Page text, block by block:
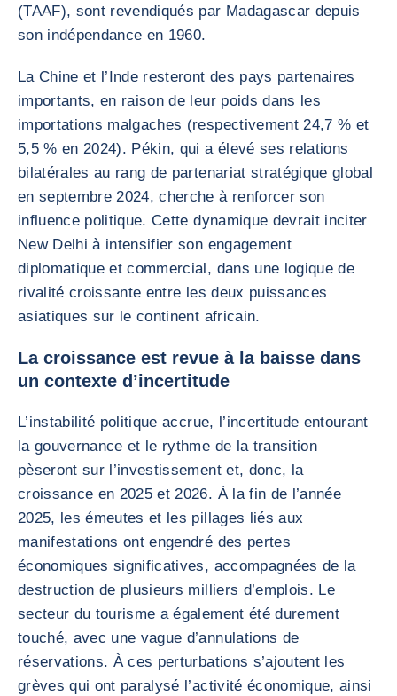
(TAAF), sont revendiqués par Madagascar depuis
son indépendance en 1960.
La Chine et l’Inde resteront des pays partenaires
importants, en raison de leur poids dans les
importations malgaches (respectivement 24,7 % et
5,5 % en 2024). Pékin, qui a élevé ses relations
bilatérales au rang de partenariat stratégique global
en septembre 2024, cherche à renforcer son
influence politique. Cette dynamique devrait inciter
New Delhi à intensifier son engagement
diplomatique et commercial, dans une logique de
rivalité croissante entre les deux puissances
asiatiques sur le continent africain.
La croissance est revue à la baisse dans
un contexte d’incertitude
L’instabilité politique accrue, l’incertitude entourant
la gouvernance et le rythme de la transition
pèseront sur l’investissement et, donc, la
croissance en 2025 et 2026. À la fin de l’année
2025, les émeutes et les pillages liés aux
manifestations ont engendré des pertes
économiques significatives, accompagnées de la
destruction de plusieurs milliers d’emplois. Le
secteur du tourisme a également été durement
touché, avec une vague d’annulations de
réservations. À ces perturbations s’ajoutent les
grèves qui ont paralysé l’activité économique, ainsi